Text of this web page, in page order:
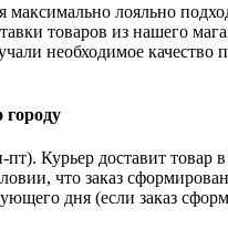
максимально лояльно
товаров из нашего
необходимое качество
городу
Курьер доставит товар в
что заказ
дня (если заказ